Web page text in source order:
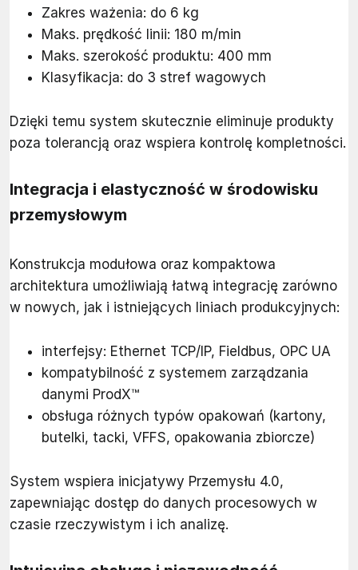
Zakres ważenia: do 6 kg
Maks. prędkość linii: 180 m/min
Maks. szerokość produktu: 400 mm
Klasyfikacja: do 3 stref wagowych
Dzięki temu system skutecznie eliminuje produkty
poza tolerancją oraz wspiera kontrolę kompletności.
Integracja i elastyczność w środowisku
przemysłowym
Konstrukcja modułowa oraz kompaktowa
architektura umożliwiają łatwą integrację zarówno
w nowych, jak i istniejących liniach produkcyjnych:
interfejsy: Ethernet TCP/IP, Fieldbus, OPC UA
kompatybilność z systemem zarządzania
danymi ProdX™
obsługa różnych typów opakowań (kartony,
butelki, tacki, VFFS, opakowania zbiorcze)
System wspiera inicjatywy Przemysłu 4.0,
zapewniając dostęp do danych procesowych w
czasie rzeczywistym i ich analizę.